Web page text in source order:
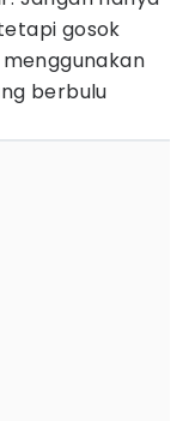
gosok
berbulu